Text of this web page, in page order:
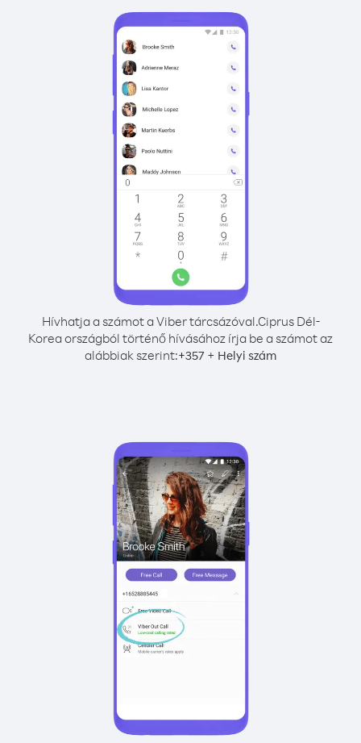
Hívhatja a számot a Viber tárcsázóval.Ciprus Dél-
Korea országból történő hívásához írja be a számot az
alábbiak szerint:+357 + Helyi szám